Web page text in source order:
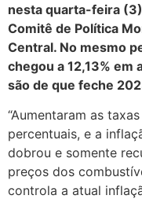
nesta quarta-feira
Comitê de Política
Central. No mesmo
chegou a 12,13% em
são de que feche
“Aumentaram as
percentuais, e a
dobrou e somente
preços dos
controla a atual